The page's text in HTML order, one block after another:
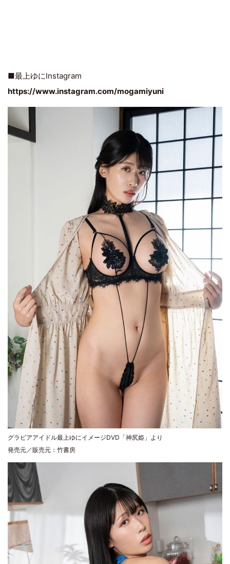
■最上ゆにInstagram
https://www.instagram.com/mogamiyuni
グラビアアイドル最上ゆにイメージDVD「神尻姫」より
発売元／販売元：竹書房